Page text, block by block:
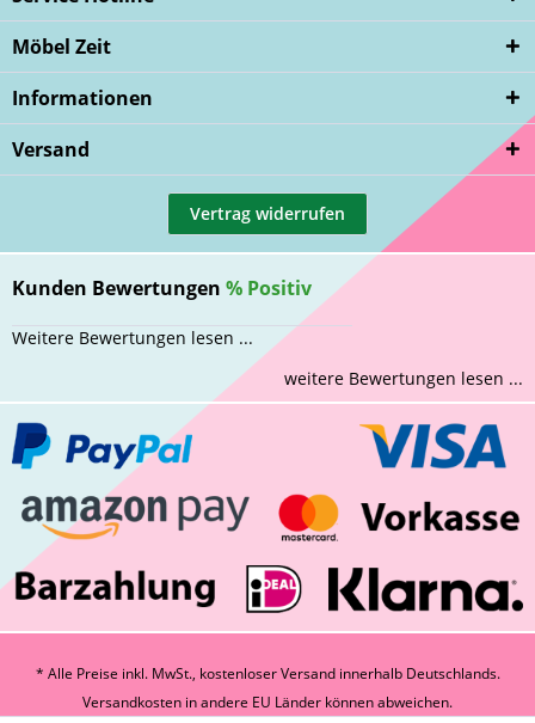
Möbel Zeit
Informationen
Versand
Vertrag widerrufen
Kunden Bewertungen % Positiv
Weitere Bewertungen lesen ...
weitere Bewertungen lesen ...
* Alle Preise inkl. MwSt., kostenloser Versand innerhalb Deutschlands.
Versandkosten in andere EU Länder können abweichen.